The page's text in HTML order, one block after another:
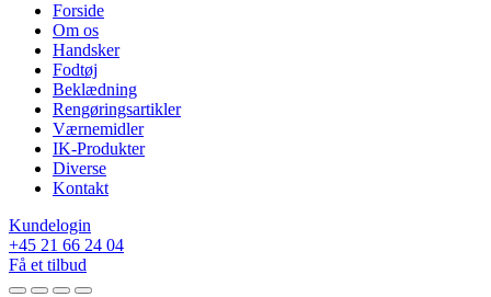
Forside
Om os
Handsker
Fodtøj
Beklædning
Rengøringsartikler
Værnemidler
IK-Produkter
Diverse
Kontakt
Kundelogin
+45 21 66 24 04
Få et tilbud